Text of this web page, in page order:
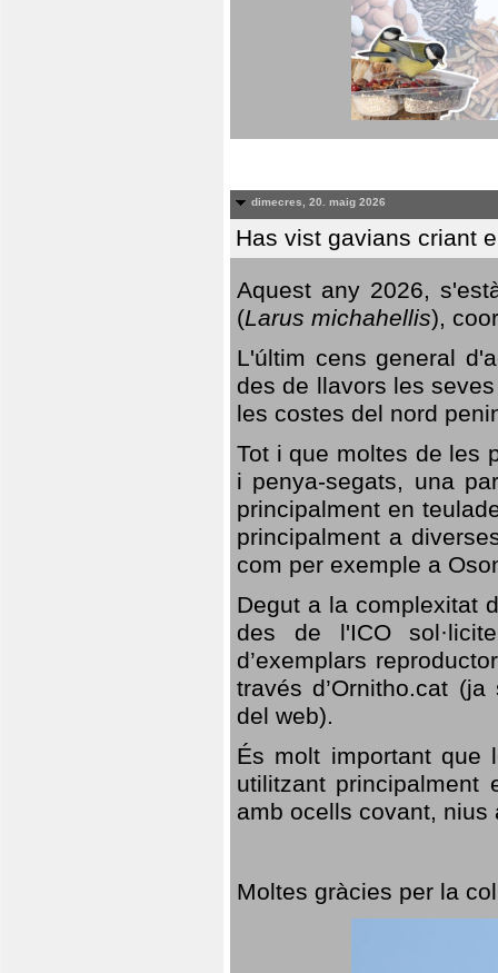
dimecres, 20. maig 2026
Has vist gavians criant
Aquest any 2026,
(Larus michahellis),
L'últim cens general
des de llavors les
les costes del nord
Tot i que moltes de les
i penya-segats, una
principalment en
principalment a
com per exemple a
Degut a la complexitat
des de l'ICO
d’exemplars
través d’Ornitho.cat
del web).
És molt important que
utilitzant
amb ocells covant,
Moltes gràcies per la